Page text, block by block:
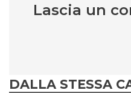
Lascia un
DALLA STESSA